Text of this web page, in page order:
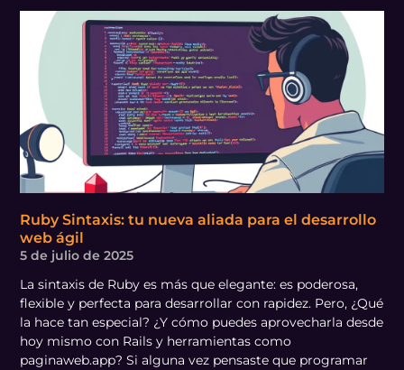
Ruby Sintaxis: tu nueva aliada para el desarrollo
web ágil
5 de julio de 2025
La sintaxis de Ruby es más que elegante: es poderosa,
flexible y perfecta para desarrollar con rapidez. Pero, ¿Qué
la hace tan especial? ¿Y cómo puedes aprovecharla desde
hoy mismo con Rails y herramientas como
paginaweb.app? Si alguna vez pensaste que programar